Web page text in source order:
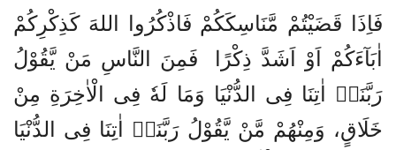
فَاِذَا قَضَیْتُمْ مَّنَاسِكَكُمْ فَاذْكُرُوا اللهَ كَذِكْرِكُمْ
اٰبَآءَكُمْ اَوْ اَشَدَّ ذِكْرًا فَمِنَ النَّاسِ مَنْ یَّقُوْلُ
رَبَّنَاۤ اٰتِنَا فِی الدُّنْیَا وَمَا لَهٗ فِی الْاٰخِرَةِ مِنْ
خَلَاقٍ، وَمِنْهُمْ مَّنْ یَّقُوْلُ رَبَّنَاۤ اٰتِنَا فِی الدُّنْیَا